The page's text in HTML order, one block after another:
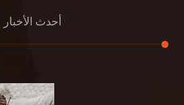
أحدث الأخبار